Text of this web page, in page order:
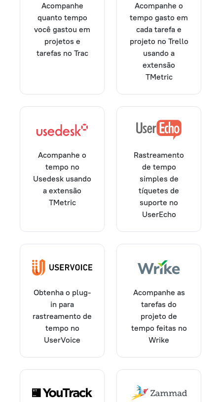
Acompanhe
quanto tempo
você gastou em
projetos e
tarefas no Trac
Acompanhe o
tempo gasto em
cada tarefa e
projeto no Trello
usando a
extensão
TMetric
Acompanhe o
tempo no
Usedesk usando
a extensão
TMetric
Rastreamento
de tempo
simples de
tíquetes de
suporte no
UserEcho
Obtenha o plug-
in para
rastreamento de
tempo no
UserVoice
Acompanhe as
tarefas do
projeto de
tempo feitas no
Wrike